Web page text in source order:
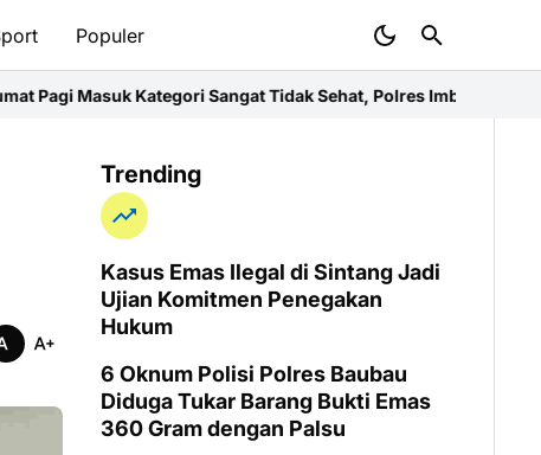
Populer
Sangat Tidak Sehat, Polres Imbau Warga Pakai Masker
Trending
Kasus Emas Ilegal di Sintang Jadi
Ujian Komitmen Penegakan
Hukum
6 Oknum Polisi Polres Baubau
Diduga Tukar Barang Bukti Emas
360 Gram dengan Palsu